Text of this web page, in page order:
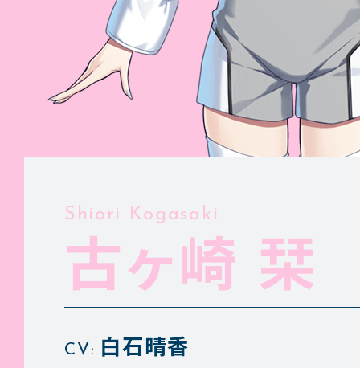
Shiori Kogasaki
古ヶ崎 栞
CV: 白石晴香